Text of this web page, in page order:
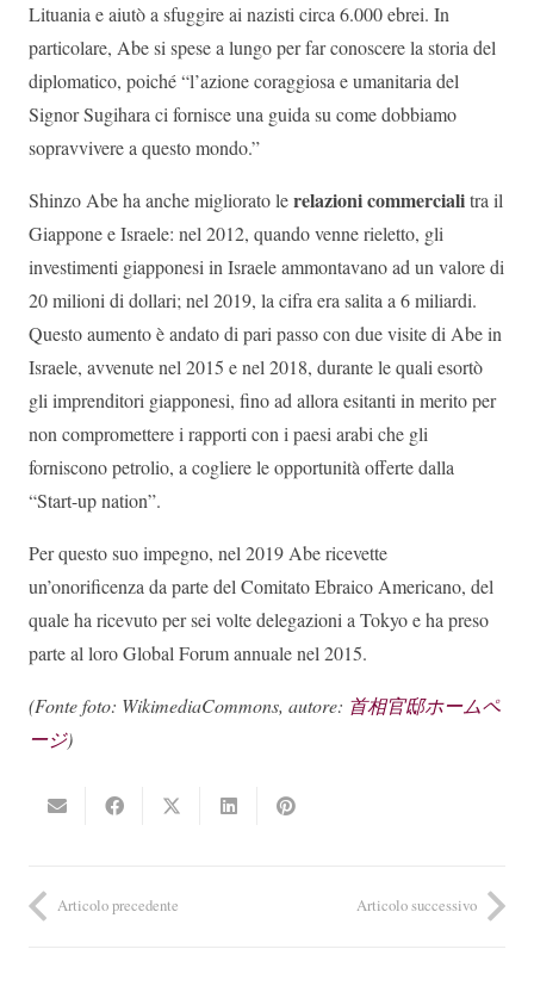
Lituania e aiutò a sfuggire ai nazisti circa 6.000 ebrei. In
particolare, Abe si spese a lungo per far conoscere la storia del
diplomatico, poiché “l’azione coraggiosa e umanitaria del
Signor Sugihara ci fornisce una guida su come dobbiamo
sopravvivere a questo mondo.”
Shinzo Abe ha anche migliorato lerelazioni commercialitra il
Giappone e Israele: nel 2012, quando venne rieletto, gli
investimenti giapponesi in Israele ammontavano ad un valore di
20 milioni di dollari; nel 2019, la cifra era salita a 6 miliardi.
Questo aumento è andato di pari passo con due visite di Abe in
Israele, avvenute nel 2015 e nel 2018, durante le quali esortò
gli imprenditori giapponesi, fino ad allora esitanti in merito per
non compromettere i rapporti con i paesi arabi che gli
forniscono petrolio, a cogliere le opportunità offerte dalla
“Start-up nation”.
Per questo suo impegno, nel 2019 Abe ricevette
un’onorificenza da parte del Comitato Ebraico Americano, del
quale ha ricevuto per sei volte delegazioni a Tokyo e ha preso
parte al loro Global Forum annuale nel 2015.
(Fonte foto: WikimediaCommons, autore: 首相官邸ホームペ
ージ)
Articolo precedente Articolo successivo